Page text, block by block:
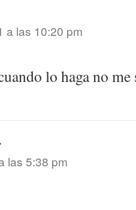
a las 10:20 pm
lo haga no
las 5:38 pm